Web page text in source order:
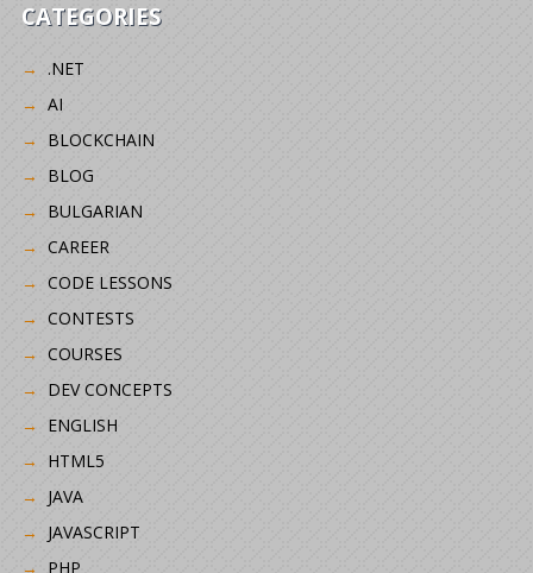
CATEGORIES
.NET
AI
BLOCKCHAIN
BLOG
BULGARIAN
CAREER
CODE LESSONS
CONTESTS
COURSES
DEV CONCEPTS
ENGLISH
HTML5
JAVA
JAVASCRIPT
PHP